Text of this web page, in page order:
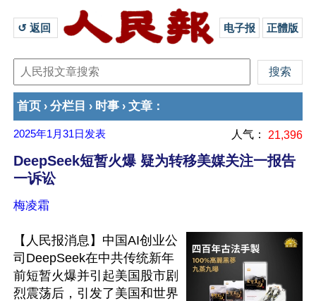
↺ 返回 电子报 正體版
首页 › 分栏目 › 时事 › 文章 ：
2025年1月31日 发表 人气： 21,396
DeepSeek短暂火爆 疑为转移美媒关注一报告
一诉讼
梅凌霜
【人民报消息】中国AI创业公
司DeepSeek在中共传统新年
前短暂火爆并引起美国股市剧
烈震荡后，引发了美国和世界